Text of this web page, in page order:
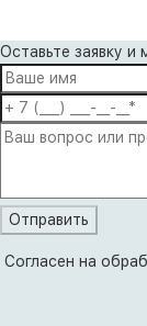
Оставьте заявку и
Согласен на